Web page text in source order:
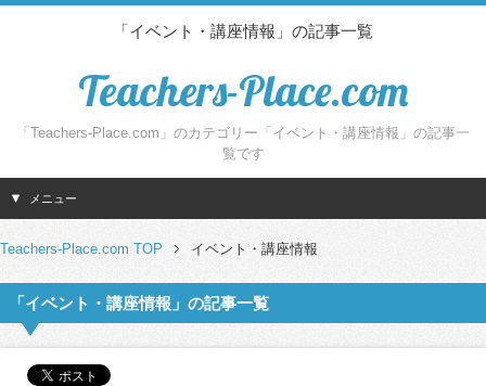
「イベント・講座情報」の記事一覧
Teachers-Place.com
「Teachers-Place.com」のカテゴリー「イベント・講座情報」の記事一
覧です
メニュー
Teachers-Place.com TOP イベント・講座情報
「イベント・講座情報」の記事一覧